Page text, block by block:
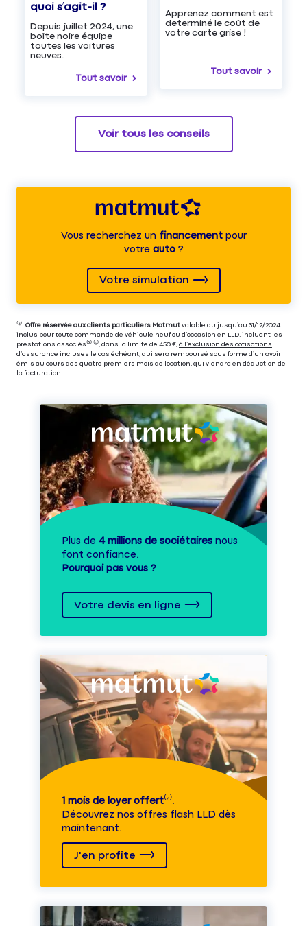
quoi s’agit-il ?
Depuis juillet 2024, une
boîte noire équipe
toutes les voitures
neuves.
Tout savoir
Apprenez comment est
determiné le coût de
votre carte grise !
Tout savoir
Voir tous les conseils
Vous recherchez unfinancementpour
votre auto?
Votre simulation
⁽⁴⁾| Offre réservée aux clients particuliers Matmut valable du jusqu’au 31/12/2024
inclus pour toute commande de véhicule neuf ou d’occasion en LLD, incluant les
prestations associés⁽³⁾ ⁽⁵⁾, dans la limite de 450 €, à l’exclusion des cotisations
d’assurance incluses le cas échéant, qui sera remboursé sous forme d’un avoir
émis au cours des quatre premiers mois de location, qui viendra en déduction de
la facturation.
Plus de 4 millions de sociétaires nous
font confiance.
Pourquoi pas vous ?
Votre devis en ligne
1 mois de loyer offert⁽⁴⁾.
Découvrez nos offres flash LLD dès
maintenant.
J'en profite